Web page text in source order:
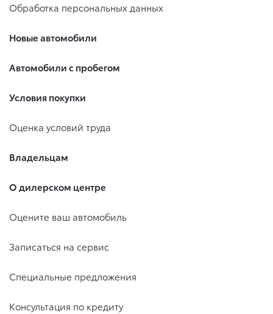
Обработка персональных данных
Новые автомобили
Автомобили с пробегом
Условия покупки
Оценка условий труда
Владельцам
О дилерском центре
Оцените ваш автомобиль
Записаться на сервис
Специальные предложения
Консультация по кредиту